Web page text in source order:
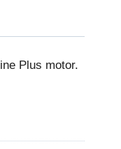
Plus motor.